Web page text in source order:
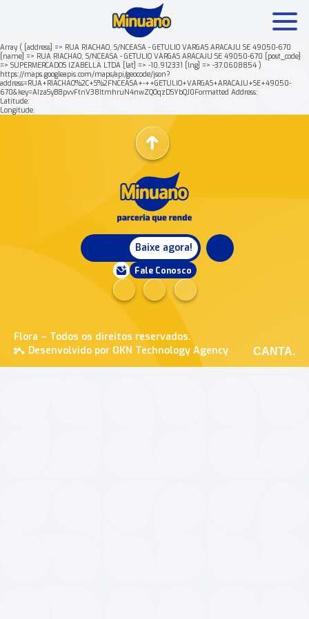
Array ( [address] => RUA RIACHAO, S/NCEASA - GETULIO VARGAS ARACAJU SE 49050-670
[name] => RUA RIACHAO, S/NCEASA - GETULIO VARGAS ARACAJU SE 49050-670 [post_code]
=> SUPERMERCADOS IZABELLA LTDA [lat] => -10.912331 [lng] => -37.0608854 )
https://maps.googleapis.com/maps/api/geocode/json?
address=RUA+RIACHAO%2C+S%2FNCEASA+-++GETULIO+VARGAS+ARACAJU+SE+49050-
670&key=AIzaSyB8pvvFtnV38ItmhruN4nwZQOqzDSYbQJ0Formatted Address:
Latitude:
Longitude:
Baixe agora!
Fale Conosco
Flora – Todos os direitos reservados.
Desenvolvido por OKN Technology Agency
CANTA.
Mais buscados: Produtos Minuano Rende +
Nossa história